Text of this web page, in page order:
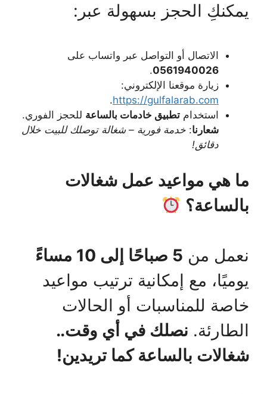
يمكنكِ الحجز بسهولة عبر:
الاتصال أو التواصل عبر واتساب على
0561940026
.
زيارة موقعنا الإلكتروني:
https://gulfalarab.com
.
استخدام تطبيق خادمات بالساعة للحجز الفوري.
شعارنا: خدمة فورية – شغالة توصلك للبيت خلال
دقائق!
ما هي مواعيد عمل شغالات
بالساعة؟
نعمل من 5 صباحًا إلى 10 مساءً
يوميًا، مع إمكانية ترتيب مواعيد
خاصة للمناسبات أو الحالات
الطارئة. نصلك في أي وقت..
شغالات بالساعة كما تريدين!